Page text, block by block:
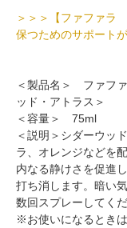
＞＞＞【ファファ
保つためのサポート
＜製品名＞ ファフ
ッド・アトラス＞
＜容量＞ 75ml
＜説明＞シダーウッ
ラ、オレンジなどを
内なる静けさを促進
打ち消します。暗い
数回スプレーしてく
※お使いになるとき